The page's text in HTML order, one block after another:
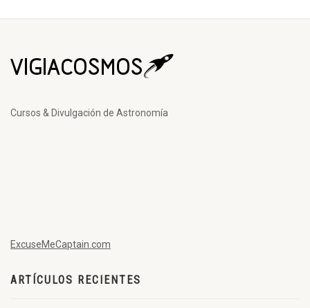
Cursos & Divulgación de Astronomía
ExcuseMeCaptain.com
ARTÍCULOS RECIENTES